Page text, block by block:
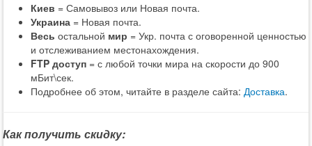
Киев = Самовывоз или Новая почта.
Украина = Новая почта.
Весь остальной мир = Укр. почта с оговоренной ценностью
и отслеживанием местонахождения.
FTP доступ = с любой точки мира на скорости до 900
мБит\сек.
Подробнее об этом, читайте в разделе сайта: Доставка.
Как получить скидку: